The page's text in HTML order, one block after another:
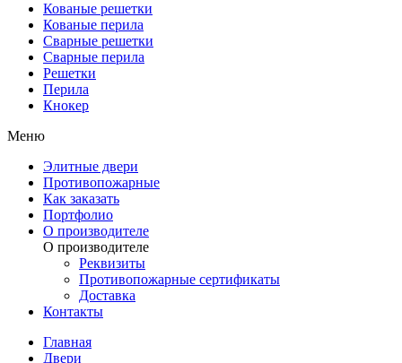
Кованые решетки
Кованые перила
Сварные решетки
Сварные перила
Решетки
Перила
Кнокер
Меню
Элитные двери
Противопожарные
Как заказать
Портфолио
О производителе
О производителе
Реквизиты
Противопожарные сертификаты
Доставка
Контакты
Главная
Двери